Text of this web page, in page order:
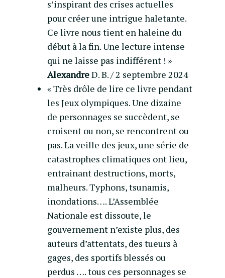
s’inspirant des crises actuelles
pour créer une intrigue haletante.
Ce livre nous tient en haleine du
début à la fin. Une lecture intense
qui ne laisse pas indifférent ! »
AlexandreD. B. / 2 septembre 2024
« Très drôle de lire ce livre pendant
les Jeux olympiques. Une dizaine
de personnages se succèdent, se
croisent ou non, se rencontrent ou
pas. La veille des jeux, une série de
catastrophes climatiques ont lieu,
entrainant destructions, morts,
malheurs. Typhons, tsunamis,
inondations…. L’Assemblée
Nationale est dissoute, le
gouvernement n’existe plus, des
auteurs d’attentats, des tueurs à
gages, des sportifs blessés ou
perdus …. tous ces personnages se